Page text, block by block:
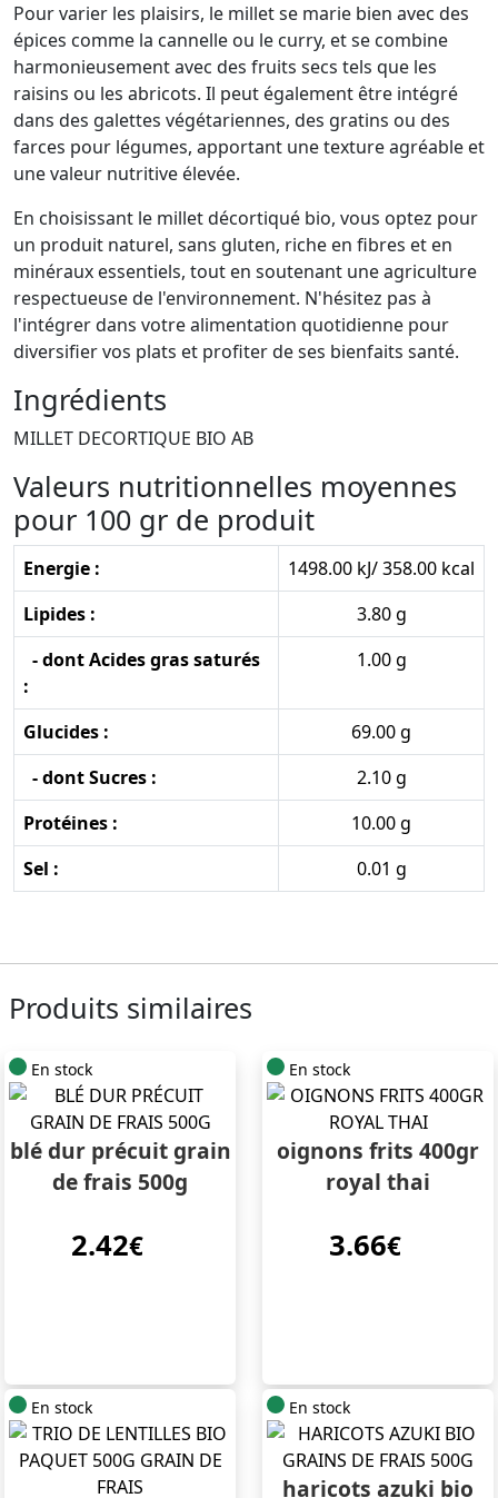
Pour varier les plaisirs, le millet se marie bien avec des
épices comme la cannelle ou le curry, et se combine
harmonieusement avec des fruits secs tels que les
raisins ou les abricots. Il peut également être intégré
dans des galettes végétariennes, des gratins ou des
farces pour légumes, apportant une texture agréable et
une valeur nutritive élevée.
En choisissant le millet décortiqué bio, vous optez pour
un produit naturel, sans gluten, riche en fibres et en
minéraux essentiels, tout en soutenant une agriculture
respectueuse de l'environnement. N'hésitez pas à
l'intégrer dans votre alimentation quotidienne pour
diversifier vos plats et profiter de ses bienfaits santé.
Ingrédients
MILLET DECORTIQUE BIO AB
Valeurs nutritionnelles moyennes
pour 100 gr de produit
Energie :
1498.00 kJ/ 358.00 kcal
Lipides :
3.80 g
- dont Acides gras saturés
:
1.00 g
Glucides :
69.00 g
- dont Sucres :
2.10 g
Protéines :
10.00 g
Sel :
0.01 g
Produits similaires
En stock
blé dur précuit grain
de frais 500g
2.42€
En stock
oignons frits 400gr
royal thai
3.66€
En stock En stock
haricots azuki bio